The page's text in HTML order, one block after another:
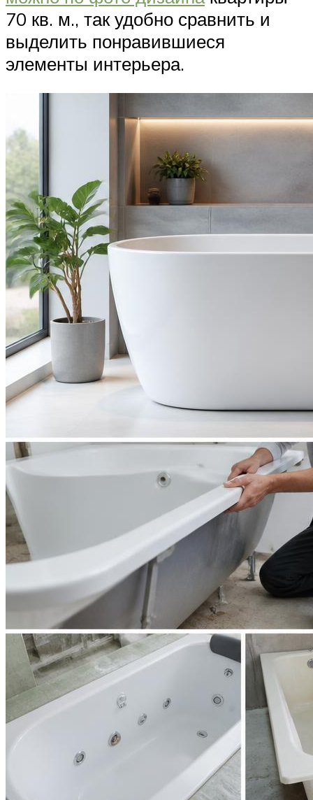
70 кв. м., так удобно сравнить и
выделить понравившиеся
элементы интерьера.